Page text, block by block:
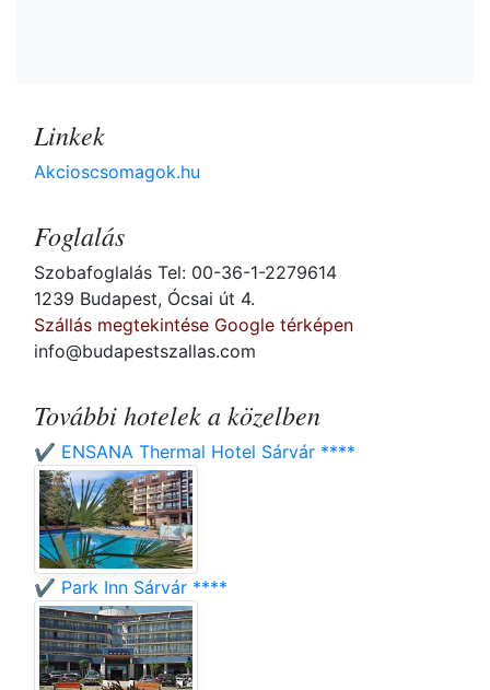
Linkek
Akcioscsomagok.hu
Foglalás
Szobafoglalás Tel: 00-36-1-2279614
1239 Budapest, Ócsai út 4.
Szállás megtekintése Google térképen
info@budapestszallas.com
További hotelek a közelben
✔️ ENSANA Thermal Hotel Sárvár ****
✔️ Park Inn Sárvár ****